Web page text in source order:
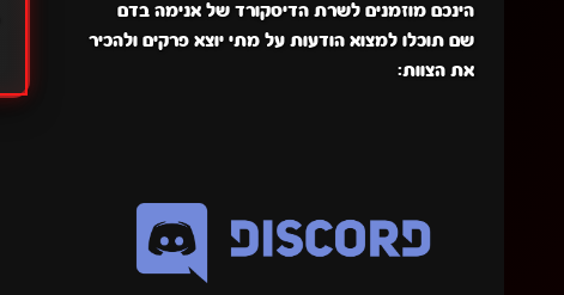
הינכם מוזמנים לשרת הדיסקורד של אנימה בדם
שם תוכלו למצוא הודעות על מתי יוצא פרקים ולהכיר
את הצוות: